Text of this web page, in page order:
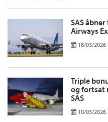
SAS
Airways
18/03/2026
Triple
og fortsat
SAS
10/03/2026